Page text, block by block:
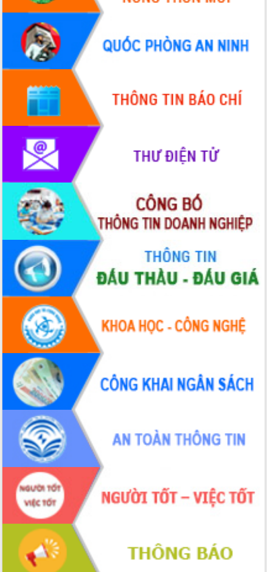
Xã Ea Phê gắn cải cách hành chính với
Phó Chủ tịch Thường trực UBND tỉnh
Hồ Thị Nguyên Thảo làm việc tại Trung
tâm Phục vụ hành chính công xã Ea
Phê
Xây dựng nền hành chính số đồng
hành cùng nông dân dân, doanh nghiệp
Giai đoạn 2026-2030, Đắk Lắk phấn
đấu có 77% xã đạt chuẩn nông thôn
Chuyển đổi số 'mở đường' cho nông
nghiệp Đắk Lắk tăng trưởng bứt phá
Triển khai đồng bộ đo đạc, lập hồ sơ
địa chính, hoàn thiện cơ sở dữ liệu đất
đai
Ứng dụng sinh trắc học - Bước tiến
trong hành trình chuyển đổi số tại Đắk
Lắk
Đắk Lắk nâng cao hiệu quả công tác
Đảng từ Sổ tay đảng viên điện tử
Đắk Lắk đẩy mạnh nuôi biển công
nghệ, hướng tới phát triển thủy sản
bền vững
Tập huấn nâng cao năng lực triển khai
chuyển đổi số cho cán bộ, công chức
cấp xã
Đắk Lắk phát động hưởng ứng Ngày
Quyền của người tiêu dùng Việt Nam
2026
Đẩy mạnh cải cách hành chính, quyết
tâm đạt được mục tiêu tăng trưởng
hai con số trong năm 2026
Tổ chức trang trọng Lễ hội Đền thờ
Lương Văn Chánh năm 2026
Phó Bí thư Tỉnh ủy Đắk Lắk Đỗ Hữu
Huy giữ chức Bí thư Đảng ủy Ủy Ban
Nhân dân tỉnh
Bệnh án điện tử thúc đẩy chuyển đổi
số y tế tại Đắk Lắk
Chuyển đổi số thư viện: Mở rộng
không gian tri thức trong thời đại số
Đánh giá, rút kinh nghiệm công tác tổ
chức diễn tập trước ngày bầu cử